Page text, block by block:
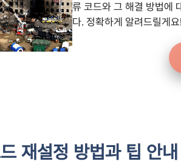
류 코드와 그 해결 방법에
다. 정확하게 알려드릴게요!
재설정 방법과 팁 안내